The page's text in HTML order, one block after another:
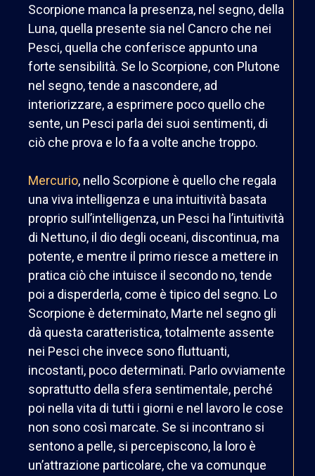
Scorpione manca la presenza, nel segno, della
Luna, quella presente sia nel Cancro che nei
Pesci, quella che conferisce appunto una
forte sensibilità. Se lo Scorpione, con Plutone
nel segno, tende a nascondere, ad
interiorizzare, a esprimere poco quello che
sente, un Pesci parla dei suoi sentimenti, di
ciò che prova e lo fa a volte anche troppo.
Mercurio, nello Scorpione è quello che regala
una viva intelligenza e una intuitività basata
proprio sull’intelligenza, un Pesci ha l’intuitività
di Nettuno, il dio degli oceani, discontinua, ma
potente, e mentre il primo riesce a mettere in
pratica ciò che intuisce il secondo no, tende
poi a disperderla, come è tipico del segno. Lo
Scorpione è determinato, Marte nel segno gli
dà questa caratteristica, totalmente assente
nei Pesci che invece sono fluttuanti,
incostanti, poco determinati. Parlo ovviamente
soprattutto della sfera sentimentale, perché
poi nella vita di tutti i giorni e nel lavoro le cose
non sono così marcate. Se si incontrano si
sentono a pelle, si percepiscono, la loro è
un’attrazione particolare, che va comunque